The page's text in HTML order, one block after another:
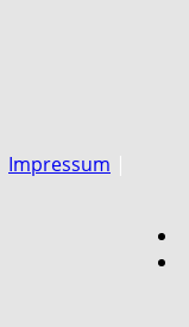
Impressum |